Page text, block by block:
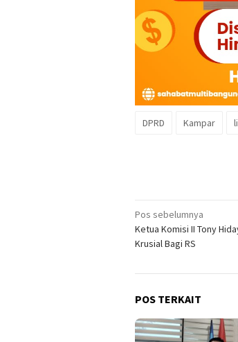
DPRD Kampar
Navigasi
pos
Pos sebelumnya
Ketua Komisi II Tony
Krusial Bagi RS
POS TERKAIT